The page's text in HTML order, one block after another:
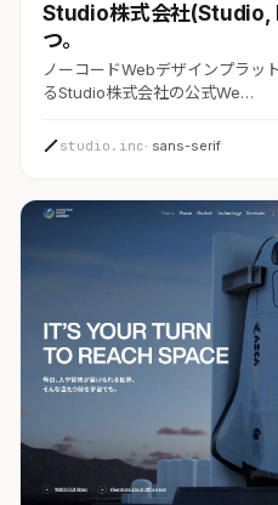
Studio株式会社(Studio,
つ。
ノーコードWebデザインプラッ
るStudio株式会社の公式We…
studio.inc· sans-serif